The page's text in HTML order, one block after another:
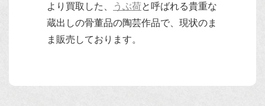
より買取した、
うぶ荷と呼ばれる貴重な
蔵出しの骨董品の陶芸作品で、現状のま
ま販売しております。